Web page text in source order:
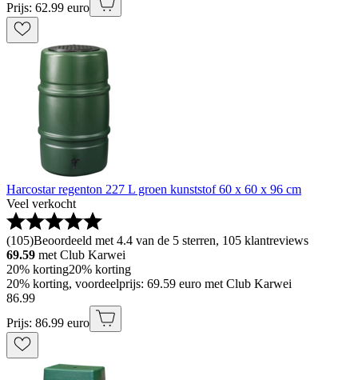
Prijs: 62.99 euro
Harcostar regenton 227 L groen kunststof 60 x 60 x 96 cm
Veel verkocht
(105)Beoordeeld met 4.4 van de 5 sterren, 105 klantreviews
69.59 met Club Karwei
20% korting20% korting
20% korting, voordeelprijs: 69.59 euro met Club Karwei
86.99
Prijs: 86.99 euro